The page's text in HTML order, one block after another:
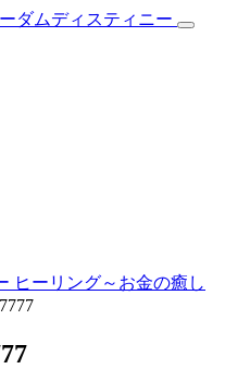
ヒーリング～お金の癒し